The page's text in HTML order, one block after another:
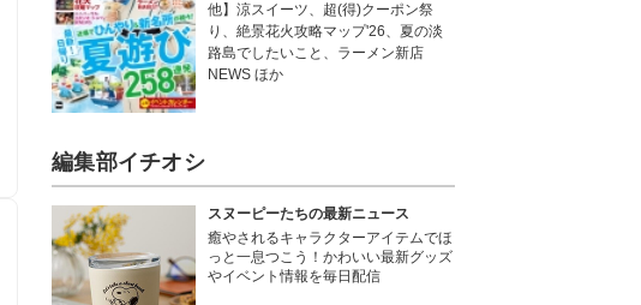
他】涼スイーツ、超(得)クーポン祭
り、絶景花火攻略マップ'26、夏の淡
路島でしたいこと、ラーメン新店
NEWS ほか
編集部イチオシ
スヌーピーたちの最新ニュース
癒やされるキャラクターアイテムでほ
っと一息つこう！かわいい最新グッズ
やイベント情報を毎日配信